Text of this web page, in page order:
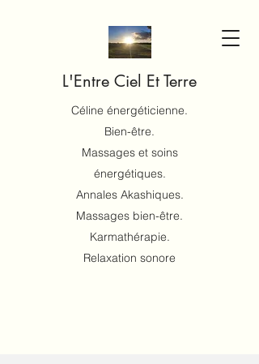
L'Entre Ciel Et Terre
Céline énergéticienne.
Bien-être.
Massages et soins
énergétiques.
Annales Akashiques.
Massages bien-être.
Karmathérapie.
Relaxation sonore